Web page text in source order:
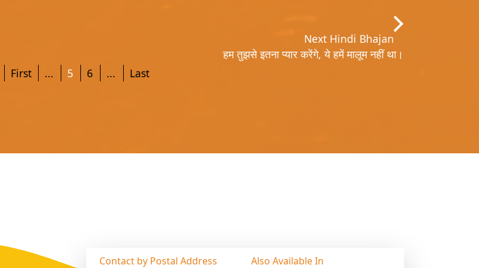
Next Hindi Bhajan
हम तुझसे इतना प्यार करेंगे, ये हमें मालूम नहीं था।
First
... 5 6 ... Last
Contact by Postal Address
Also Available In